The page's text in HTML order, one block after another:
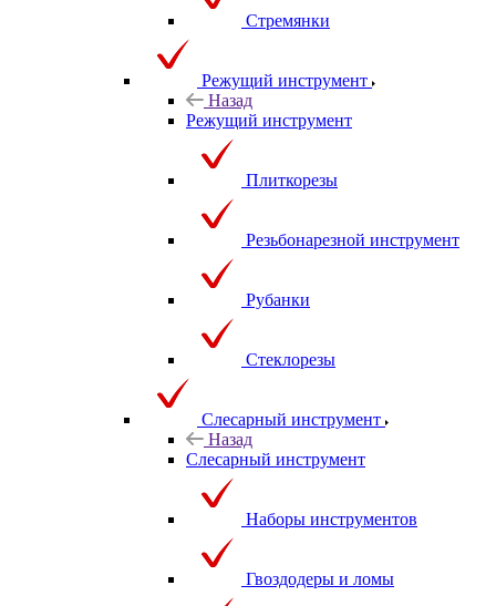
Стремянки
Режущий инструмент
Назад
Режущий инструмент
Плиткорезы
Резьбонарезной инструмент
Рубанки
Стеклорезы
Слесарный инструмент
Назад
Слесарный инструмент
Наборы инструментов
Гвоздодеры и ломы